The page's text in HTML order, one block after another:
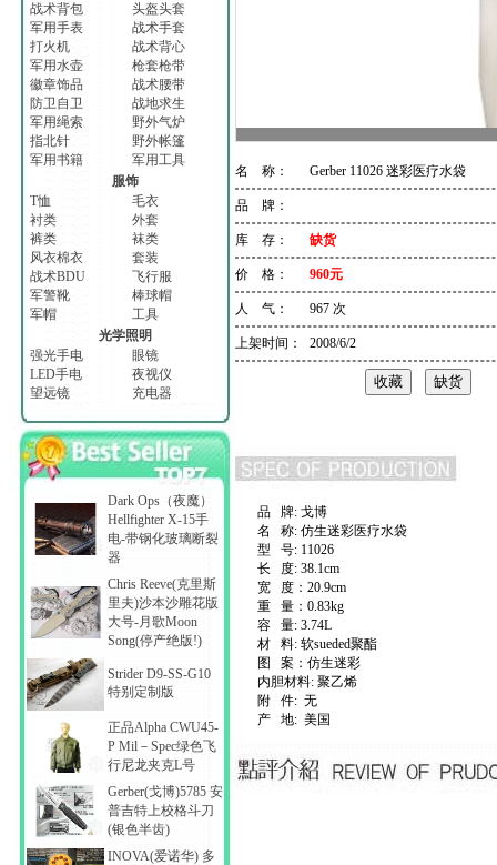
战术背包
头盔头套
军用手表
战术手套
打火机
战术背心
军用水壶
枪套枪带
徽章饰品
战术腰带
防卫自卫
战地求生
军用绳索
野外气炉
指北针
野外帐篷
军用书籍
军用工具
服饰
T恤
毛衣
衬类
外套
裤类
袜类
风衣棉衣
套装
战术BDU
飞行服
军警靴
棒球帽
军帽
工具
光学照明
强光手电
眼镜
LED手电
夜视仪
望远镜
充电器
Dark Ops（夜魔）
Hellfighter X-15手
电-带钢化玻璃断裂
器
Chris Reeve(克里斯
里夫)沙本沙雕花版
大号-月歌Moon
Song(停产绝版!)
Strider D9-SS-G10
特别定制版
正品Alpha CWU45-
P Mil－Spec绿色飞
行尼龙夹克L号
Gerber(戈博)5785 安
普吉特上校格斗刀
(银色半齿)
INOVA(爱诺华) 多
名 称： Gerber 11026 迷彩医疗水袋
品 牌：
库 存： 缺货
价 格： 960元
人 气： 967 次
上架时间： 2008/6/2
品 牌: 戈博
名 称: 仿生迷彩医疗水袋
型 号: 11026
长 度: 38.1cm
宽 度：20.9cm
重 量：0.83kg
容 量: 3.74L
材 料: 软sueded聚酯
图 案：仿生迷彩
内胆材料: 聚乙烯
附 件: 无
产 地: 美国